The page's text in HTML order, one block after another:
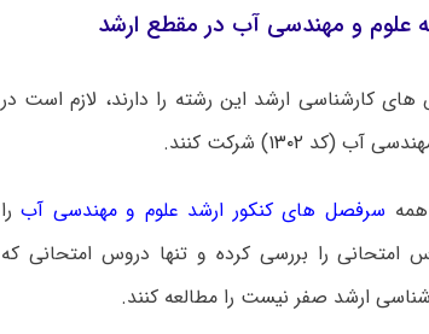
علوم و مهندسی آب در مقطع ارشد
کارشناسی ارشد این رشته را دارند، لازم است در
آب (کد ۱۳۰۲) شرکت کنند.
سرفصل های کنکور ارشد علوم و مهندسی آبرا
امتحانی را بررسی کرده و تنها دروس امتحانی که
ارشد صفر نیست را مطالعه کنند.